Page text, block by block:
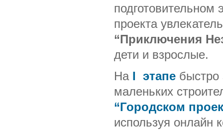
подготовительном
проекта
“Приключения
дети и взрослые.
НаI этапебыстро
маленьких
“Городском
используя онлайн